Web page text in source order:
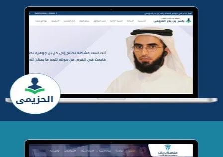
تطوير موقع المدرب ياسر الحزيمي
التفاصيل